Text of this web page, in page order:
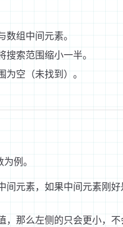
数组中间元素。
搜索范围缩小一半。
为空（未找到）。
例。
间元素，如果中间元素刚好
，那么左侧的只会更小，不